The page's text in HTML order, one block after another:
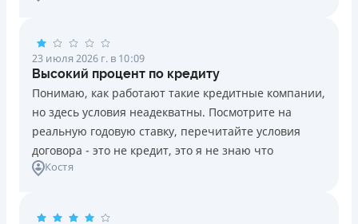
23 июля 2026 г. в 10:09
Высокий процент по кредиту
Понимаю, как работают такие кредитные компании,
но здесь условия неадекватны. Посмотрите на
реальную годовую ставку, перечитайте условия
договора - это не кредит, это я не знаю что
Костя